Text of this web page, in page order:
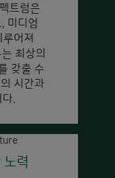
트럼은
미디엄
어져
최상의
갖출 수
시간과
.
노력